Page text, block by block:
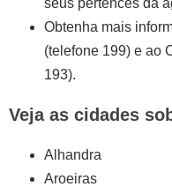
Obtenha mais
(telefone 199) e ao
193).
Veja as cidades
Alhandra
Aroeiras